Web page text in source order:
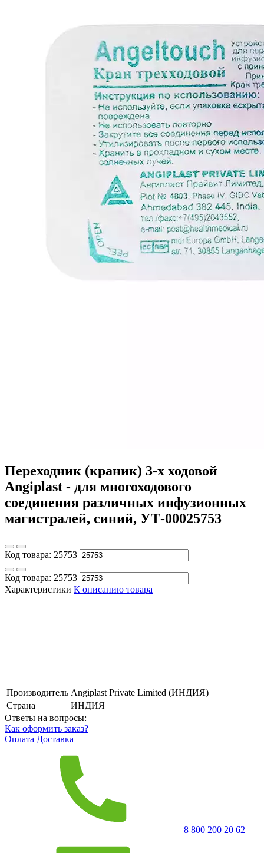
Переходник (краник) 3-х ходовой
Angiplast - для многоходового
соединения различных инфузионных
магистралей, синий, УТ-00025753
Код товара: 25753
Код товара: 25753
Характеристики К описанию товара
Производитель Angiplast Private Limited (ИНДИЯ)
Страна
ИНДИЯ
Ответы на вопросы:
Как оформить заказ?
Оплата Доставка
8 800 200 20 62